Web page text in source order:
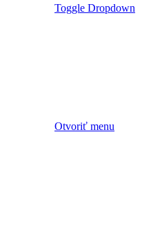
Toggle Dropdown
Otvoriť menu